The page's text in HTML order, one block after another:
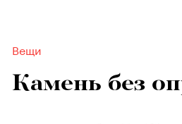
Вещи
Камень без